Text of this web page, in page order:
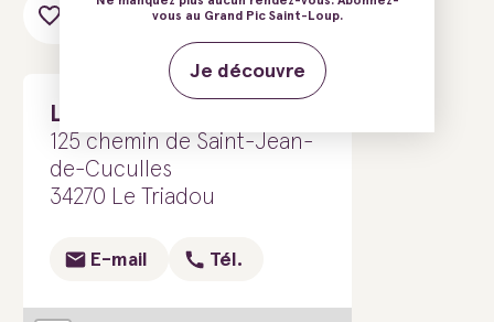
Ajouter au carnet de voyage
L'Oasis - Zen et Bambous
125 chemin de Saint-Jean-
de-Cuculles
34270 Le Triadou
E-mail Tél.
vous au Grand Pic Saint-Loup.
Je découvre